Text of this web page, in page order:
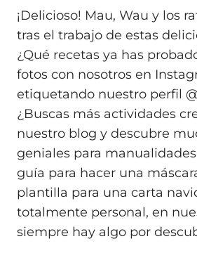
¡Delicioso! Mau, Wau y los
tras el trabajo de estas
¿Qué recetas ya has
fotos con nosotros en
etiquetando nuestro perfil
¿Buscas más actividades
nuestro blog y descubre
geniales para
guía para hacer una
plantilla para una carta
totalmente personal, en
siempre hay algo por